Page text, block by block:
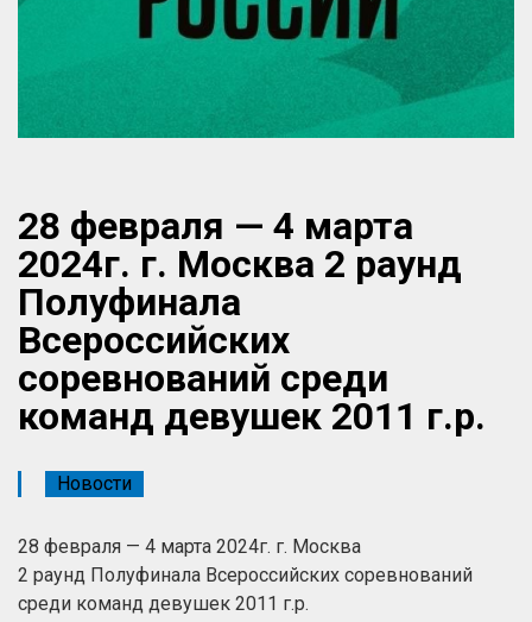
28 февраля — 4 марта
2024г. г. Москва 2 раунд
Полуфинала
Всероссийских
соревнований среди
команд девушек 2011 г.р.
Новости
28 февраля — 4 марта 2024г. г. Москва
2 раунд Полуфинала Всероссийских соревнований
среди команд девушек 2011 г.р.